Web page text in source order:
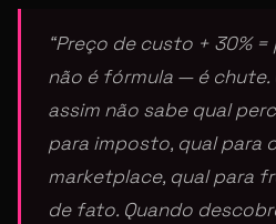
“Preço de custo + 30%
não é fórmula — é chute.
assim não sabe qual
para imposto, qual para
marketplace, qual para
de fato. Quando